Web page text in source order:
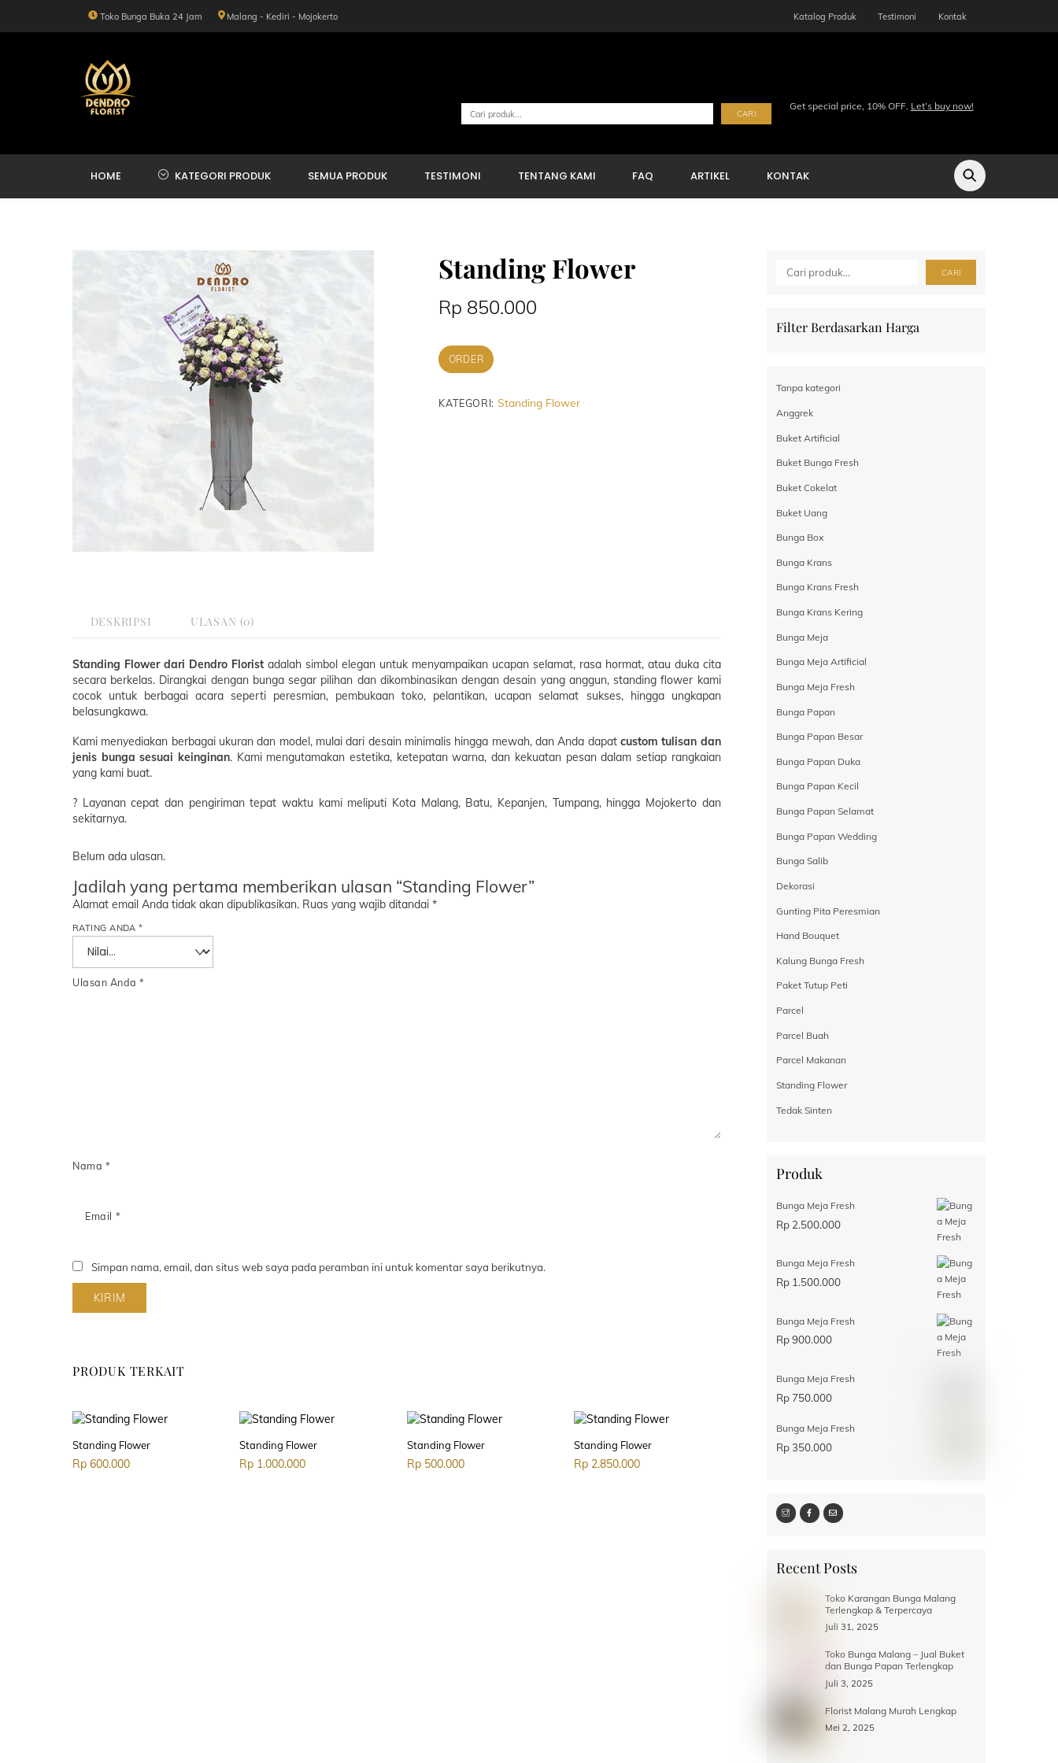
Toko Bunga Buka 24 Jam Malang - Kediri - Mojokerto Katalog Produk Testimoni Kontak
HOME KATEGORI PRODUK SEMUA PRODUK TESTIMONI TENTANG KAMI FAQ ARTIKEL KONTAK
Cari CARI
Get special price, 10% OFF. Let’s buy now!
Standing Flower
Rp 850.000
ORDER
KATEGORI: Standing Flower
DESKRIPSI ULASAN (0)
Standing Flower dari Dendro Floristadalah simbol elegan untuk menyampaikan ucapan selamat, rasa hormat, atau duka cita
secara berkelas. Dirangkai dengan bunga segar pilihan dan dikombinasikan dengan desain yang anggun, standing flower kami
cocok untuk berbagai acara seperti peresmian, pembukaan toko, pelantikan, ucapan selamat sukses, hingga ungkapan
belasungkawa.
Kami menyediakan berbagai ukuran dan model, mulai dari desain minimalis hingga mewah, dan Anda dapat custom tulisan dan
jenis bunga sesuai keinginan. Kami mengutamakan estetika, ketepatan warna, dan kekuatan pesan dalam setiap rangkaian
yang kami buat.
? Layanan cepat dan pengiriman tepat waktu kami meliputi Kota Malang, Batu, Kepanjen, Tumpang, hingga Mojokerto dan
sekitarnya.
Belum ada ulasan.
Jadilah yang pertama memberikan ulasan “Standing Flower”
Alamat email Anda tidak akan dipublikasikan. Ruas yang wajib ditandai *
RATING ANDA*
Ulasan Anda*
Nama *
Email *
Simpan nama, email, dan situs web saya pada peramban ini untuk komentar saya berikutnya.
PRODUK TERKAIT
Standing Flower
Rp 600.000
Standing Flower
Rp 1.000.000
Standing Flower
Rp500.000
Standing Flower
Rp 2.850.000
Cari CARI
Filter Berdasarkan Harga
Tanpa kategori
Anggrek
Buket Artificial
Buket Bunga Fresh
Buket Cokelat
Buket Uang
Bunga Box
Bunga Krans
Bunga Krans Fresh
Bunga Krans Kering
Bunga Meja
Bunga Meja Artificial
Bunga Meja Fresh
Bunga Papan
Bunga Papan Besar
Bunga Papan Duka
Bunga Papan Kecil
Bunga Papan Selamat
Bunga Papan Wedding
Bunga Salib
Dekorasi
Gunting Pita Peresmian
Hand Bouquet
Kalung Bunga Fresh
Paket Tutup Peti
Parcel
Parcel Buah
Parcel Makanan
Standing Flower
Tedak Sinten
Produk
Bunga Meja Fresh
Rp2.500.000
Bunga Meja Fresh
Rp1.500.000
Bunga Meja Fresh
Rp900.000
Bunga Meja Fresh
Rp750.000
Bunga Meja Fresh
Rp350.000
Recent Posts
Toko Karangan Bunga Malang
Terlengkap & Terpercaya
Juli 31, 2025
Toko Bunga Malang – Jual Buket
dan Bunga Papan Terlengkap
Juli 3, 2025
Florist Malang Murah Lengkap
Mei 2, 2025